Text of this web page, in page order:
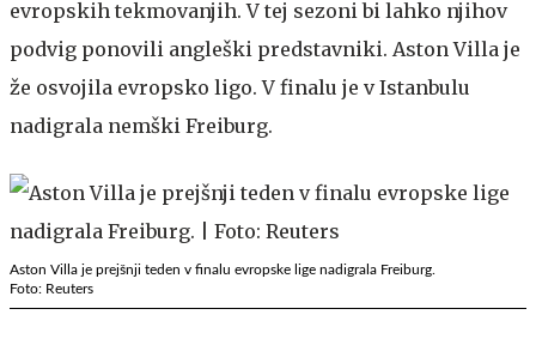
evropskih tekmovanjih. V tej sezoni bi lahko njihov
podvig ponovili angleški predstavniki. Aston Villa je
že osvojila evropsko ligo. V finalu je v Istanbulu
nadigrala nemški Freiburg.
Aston Villa je prejšnji teden v finalu evropske lige nadigrala Freiburg.
Foto: Reuters